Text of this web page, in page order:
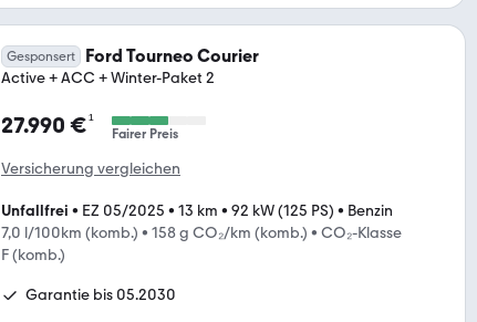
Gesponsert Ford Tourneo Courier
Active + ACC + Winter-Paket 2
27.990 €¹
Fairer Preis
Versicherung vergleichen
Unfallfrei • EZ 05/2025 • 13 km • 92 kW (125 PS) • Benzin
7,0 l/100km (komb.) • 158 g CO₂/km (komb.) • CO₂-Klasse
F (komb.)
Garantie bis 05.2030